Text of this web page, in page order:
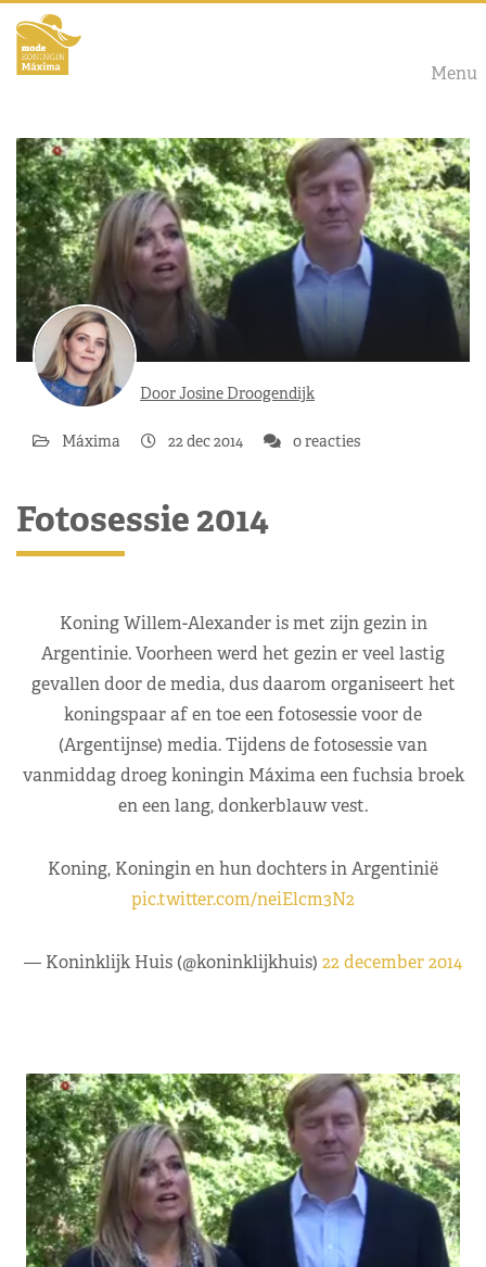
Menu
Door Josine Droogendijk
Máxima 22 dec 2014 0 reacties
Fotosessie 2014
Koning Willem-Alexander is met zijn gezin in
Argentinie. Voorheen werd het gezin er veel lastig
gevallen door de media, dus daarom organiseert het
koningspaar af en toe een fotosessie voor de
(Argentijnse) media. Tijdens de fotosessie van
vanmiddag droeg koningin Máxima een fuchsia broek
en een lang, donkerblauw vest.
Koning, Koningin en hun dochters in Argentinië
pic.twitter.com/neiElcm3N2
— Koninklijk Huis (@koninklijkhuis) 22 december 2014